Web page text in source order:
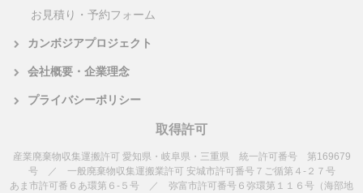
お見積り・予約フォーム
カンボジアプロジェクト
会社概要・企業理念
プライバシーポリシー
取得許可
産業廃棄物収集運搬許可 愛知県・岐阜県・三重県 統一許可番号 第169679
号 ／ 一般廃棄物収集運搬業許可 安城市許可番号７ご循第４-２７号
あま市許可番６あ環第６-５号 ／ 弥富市許可番号６弥環第１１６号（海部地